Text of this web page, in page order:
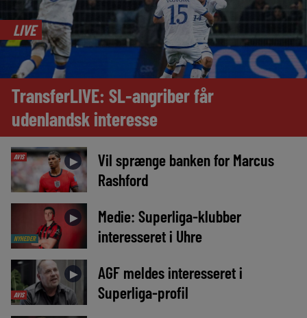
LIVE
TransferLIVE: SL-angriber får
udenlandsk interesse
AVIS ►
Vil sprænge banken for Marcus
Rashford
NYHEDER
►
Medie: Superliga-klubber
interesseret i Uhre
AVIS
►
AGF meldes interesseret i
Superliga-profil